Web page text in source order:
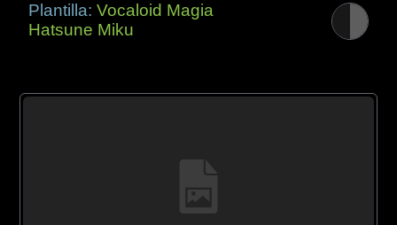
Plantilla:Vocaloid Magia
Hatsune Miku